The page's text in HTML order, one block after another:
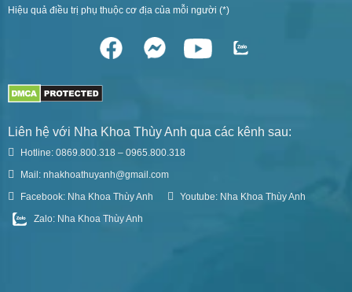
Hiệu quả điều trị phụ thuộc cơ địa của mỗi người (*)
Liên hệ với Nha Khoa Thùy Anh qua các kênh sau:
Hotline: 0869.800.318 – 0965.800.318
Mail: nhakhoathuyanh@gmail.com
Facebook: Nha Khoa Thùy Anh
Youtube: Nha Khoa Thùy Anh
Zalo: Nha Khoa Thùy Anh